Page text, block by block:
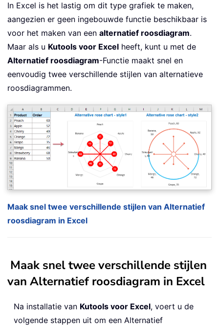
In Excel is het lastig om dit type grafiek te maken,
aangezien er geen ingebouwde functie beschikbaar is
voor het maken van een alternatief roosdiagram.
Maar als u Kutools voor Excel heeft, kunt u met de
Alternatief roosdiagram-Functie maakt snel en
eenvoudig twee verschillende stijlen van alternatieve
roosdiagrammen.
Maak snel twee verschillende stijlen van Alternatief
roosdiagram in Excel
Maak snel twee verschillende stijlen
van Alternatief roosdiagram in Excel
Na installatie van Kutools voor Excel, voert u de
volgende stappen uit om een Alternatief